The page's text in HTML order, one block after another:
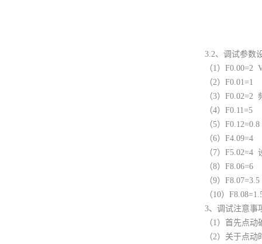
3.2、调试参数
（1）
（2）
（3）F0.02=2
（4）
（5）
（6）
（7）F5.02=4
（8）
（9）
（10）
3、调试注意事
（1）首先点
（2）关于点